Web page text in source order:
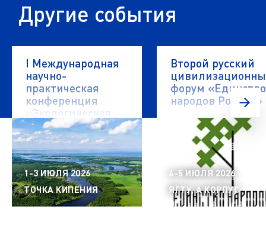
Другие события
I Международная
научно-
практическая
конференция
«Экологическая
безопасность
водных объектов»
1-3 ИЮЛЯ 2026
ТОЧКА КИПЕНИЯ
Второй русский
форум «Единство
народов России»
4-5 ИЮЛЯ 2026
ЯГТУ, А КОРПУС